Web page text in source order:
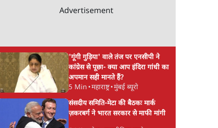
Advertisement
'गूंगी गुड़िया' वाले तंज पर एनसीपी ने
कांग्रेस से पूछा- क्या आप इंदिरा गांधी का
अपमान सही मानते हैं?
5 Min •महाराष्ट्र•मुंबई ब्यूरो
संसदीय समिति-मेटा की बैठकः मार्क
ज़करबर्ग ने भारत सरकार से माफी मांगी